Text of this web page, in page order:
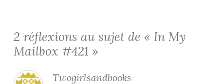
2 réflexions au sujet de « In My
Mailbox #421 »
Twogirlsandbooks